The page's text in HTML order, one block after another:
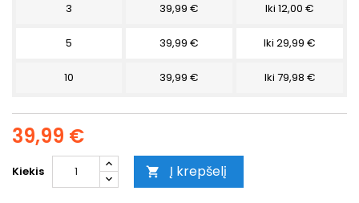
3 39,99 € Iki 12,00 €
5 39,99 € Iki 29,99 €
10 39,99 € Iki 79,98 €
39,99 €
Kiekis  Į krepšelį